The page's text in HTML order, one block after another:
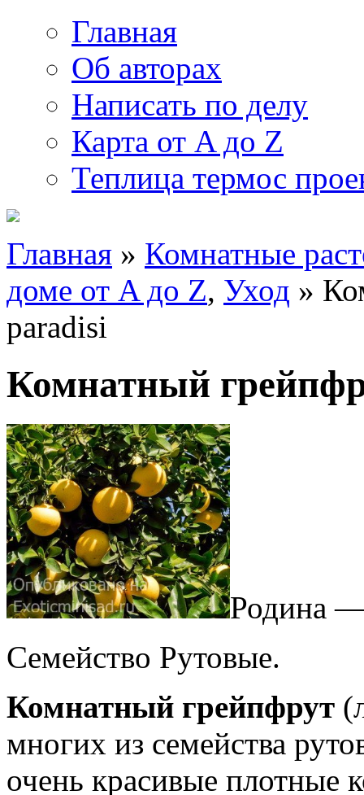
Главная
Об авторах
Написать по делу
Карта от A до Z
Теплица термос
Главная » Комнатные
доме от A до Z, Уход »
paradisi
Комнатный
Родина
Семейство Рутовые.
Комнатный грейпфрут
многих из семейства
очень красивые плотные